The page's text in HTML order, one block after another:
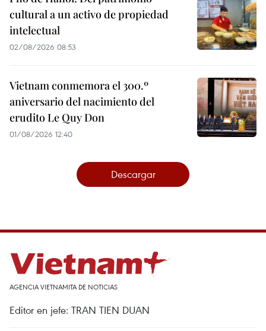
cultural a un activo de propiedad
intelectual
02/08/2026 08:53
Vietnam conmemora el 300.º
aniversario del nacimiento del
erudito Le Quy Don
01/08/2026 12:40
Descargar
AGENCIA VIETNAMITA DE NOTICIAS
Editor en jefe: TRAN TIEN DUAN